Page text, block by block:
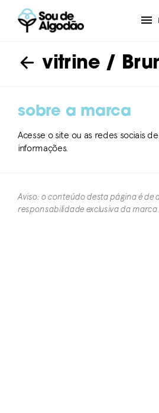
vitrine/
sobre a marca
Acesse o site ou as redes sociais
informações.
Aviso: o conteúdo desta página é de
responsabilidade exclusiva da marca.​